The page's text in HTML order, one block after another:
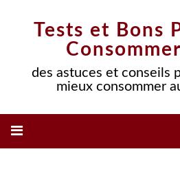
Tests et Bons
des astuces et conseils
mieux consommer